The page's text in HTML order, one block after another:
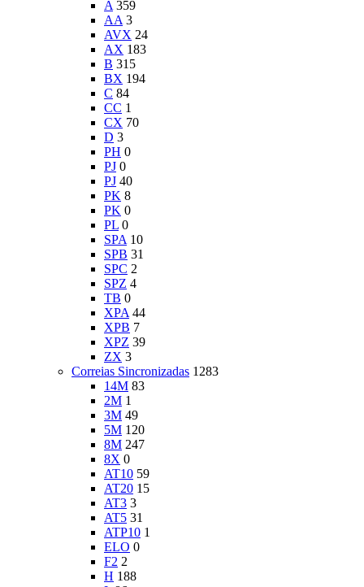
A 359
AA 3
AVX 24
AX 183
B 315
BX 194
C 84
CC 1
CX 70
D 3
PH 0
PJ 0
PJ 40
PK 8
PK 0
PL 0
SPA 10
SPB 31
SPC 2
SPZ 4
TB 0
XPA 44
XPB 7
XPZ 39
ZX 3
Correias Sincronizadas 1283
14M 83
2M 1
3M 49
5M 120
8M 247
8X 0
AT10 59
AT20 15
AT3 3
AT5 31
ATP10 1
ELO 0
F2 2
H 188